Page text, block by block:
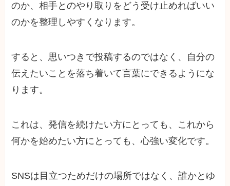
のか、相手とのやり取りをどう受け止めればいい
のかを整理しやすくなります。
すると、思いつきで投稿するのではなく、自分の
伝えたいことを落ち着いて言葉にできるようにな
ります。
これは、発信を続けたい方にとっても、これから
何かを始めたい方にとっても、心強い変化です。
SNSは目立つためだけの場所ではなく、誰かとゆ